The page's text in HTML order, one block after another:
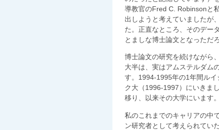
導教官のFred C. Robinsonと
出しようと考えていましたが
た。正直なところ、そのデー
とましな博士論文となっただ
博士論文の研究を続けながら
大半は、実はアムステルダム
す。1994-1995年の1年間ル
ク大（1996-1997）にいきま
移り、以来その大学にいます
私のこれまでのキャリアの中
ン研究者として考えられてい